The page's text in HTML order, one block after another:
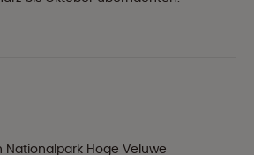
Nationalpark Hoge Veluwe